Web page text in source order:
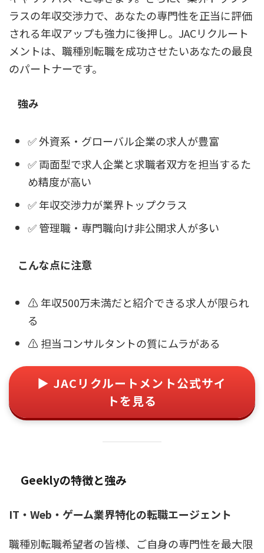
ラスの年収交渉力で、あなたの専門性を正当に評価
される年収アップも強力に後押し。JACリクルート
メントは、職種別転職を成功させたいあなたの最良
のパートナーです。
強み
✅ 外資系・グローバル企業の求人が豊富
✅ 両面型で求人企業と求職者双方を担当するた
め精度が高い
✅ 年収交渉力が業界トップクラス
✅ 管理職・専門職向け非公開求人が多い
こんな点に注意
⚠️ 年収500万未満だと紹介できる求人が限られ
る
⚠️ 担当コンサルタントの質にムラがある
▶ JACリクルートメント公式サイ
トを見る
Geeklyの特徴と強み
IT・Web・ゲーム業界特化の転職エージェント
職種別転職希望者の皆様、ご自身の専門性を最大限